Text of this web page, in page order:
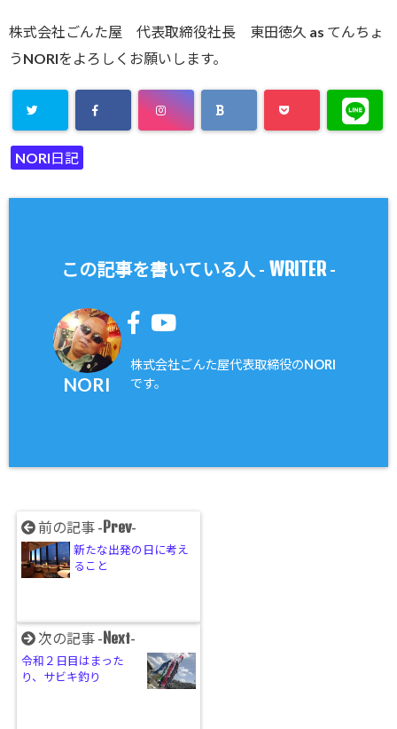
株式会社ごんた屋 代表取締役社長 東田徳久 as てんちょ
うNORIをよろしくお願いします。
NORI日記
この記事を書いている人 - WRITER -
NORI
株式会社ごんた屋代表取締役のNORI
です。
前の記事 -Prev-
新たな出発の日に考え
ること
次の記事 -Next-
令和２日目はまった
り、サビキ釣り